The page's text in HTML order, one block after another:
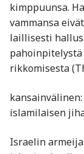
kimppuunsa.
vammansa
laillisesti
rikkomisesta​
islamilaisen
Israelin